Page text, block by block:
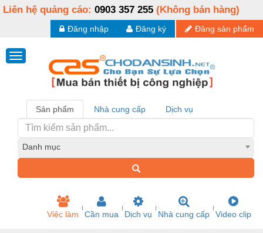
Liên hệ quảng cáo: 0903 357 255 (Không bán hàng)
Đăng sản phẩm
Đăng ký
Đăng nhập
Sản phẩm Nhà cung cấp Dịch vụ
Danh mục
Việc làm Cần mua Dịch vụ Nhà cung cấp Video clip